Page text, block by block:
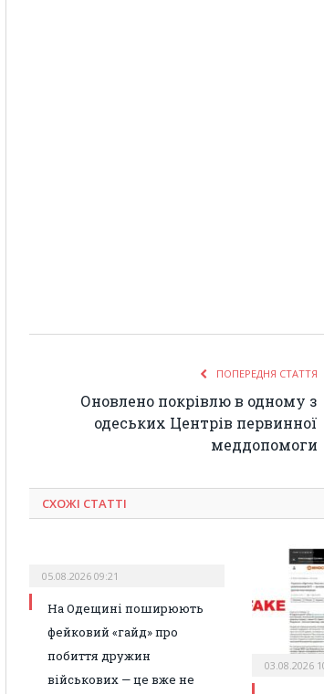
ПОПЕРЕДНЯ СТАТТЯ
Оновлено покрівлю в одному з
одеських Центрів первинної
меддопомоги
СХОЖІ СТАТТІ
05.08.2026 09:21
На Одещині поширюють
фейковий «гайд» про
побиття дружин
військових — це вже не
03.08.2026